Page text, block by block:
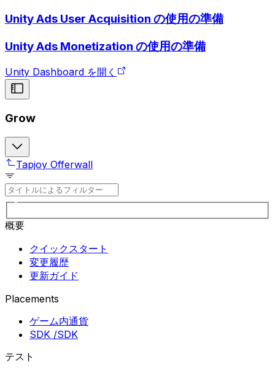
Unity Ads User Acquisition の使用の準備
Unity Ads Monetization の使用の準備
Unity Dashboard を開く
Grow
Tapjoy Offerwall
概要
クイックスタート
変更履歴
更新ガイド
Placements
ゲーム内通貨
SDK /SDK
テスト